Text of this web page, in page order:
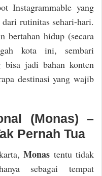
Instagrammable yang
rutinitas sehari-hari.
bertahan hidup (secara
kota ini, sembari
bisa jadi bahan konten
destinasi yang wajib
(Monas) –
Pernah Tua
Monas tentu tidak
sebagai tempat